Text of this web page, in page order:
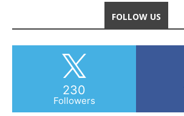
FOLLOW US
230
Followers